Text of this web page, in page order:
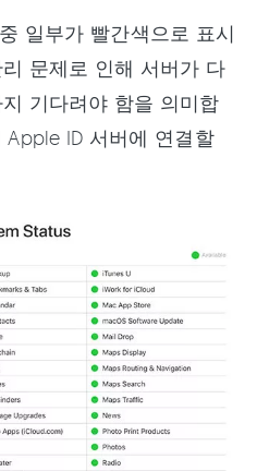
일부가 빨간색으로 표시
문제로 인해 서버가 다
기다려야 함을 의미합
ID 서버에 연결할